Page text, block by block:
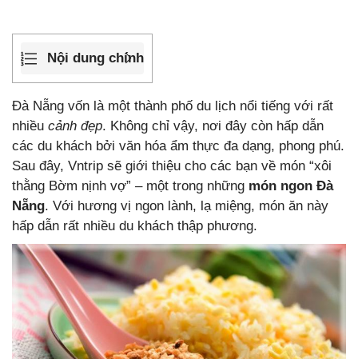
Nội dung chính
Đà Nẵng vốn là một thành phố du lịch nổi tiếng với rất
nhiều cảnh đẹp. Không chỉ vậy, nơi đây còn hấp dẫn
các du khách bởi văn hóa ẩm thực đa dạng, phong phú.
Sau đây, Vntrip sẽ giới thiệu cho các bạn về món “xôi
thằng Bờm nịnh vợ” – một trong những món ngon Đà
Nẵng. Với hương vị ngon lành, lạ miệng, món ăn này
hấp dẫn rất nhiều du khách thập phương.